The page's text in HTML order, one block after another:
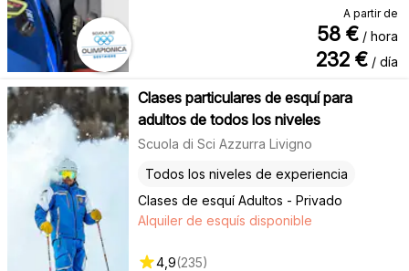
A partir de
58 € / hora
232 € / día
Clases particulares de esquí para
adultos de todos los niveles
Scuola di Sci Azzurra Livigno
Clases de esquí Adultos - Privado
Todos los niveles de experiencia
Alquiler de esquís disponible
4,9(235)